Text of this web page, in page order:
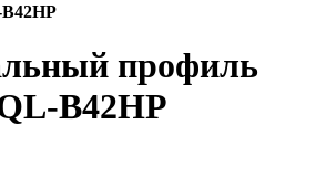
профиль
B42HP